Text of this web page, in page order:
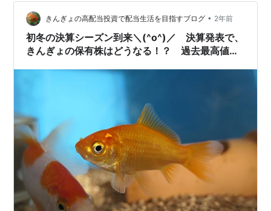
きんぎょの高配当投資で配当生活を目指すブログ • 2年前
初冬の決算シーズン到来＼(^o^)／ 決算発表で、
きんぎょの保有株はどうなる！？ 過去最高値は